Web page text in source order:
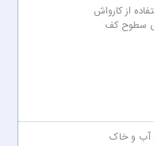
از کارواش
سطوح کف